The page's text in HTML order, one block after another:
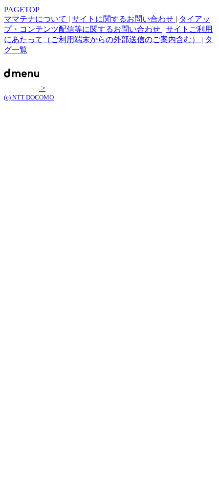
PAGETOP
ママテナについて | サイトに関するお問い合わせ | タイアッ
プ・コンテンツ配信等に関するお問い合わせ | サイトご利用
にあたって（ご利用端末からの外部送信のご案内含む） | タ
グ一覧
>
(c) NTT DOCOMO